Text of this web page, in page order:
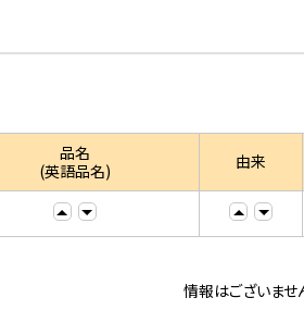
品名
(英語品名)
由来
情報はございませ